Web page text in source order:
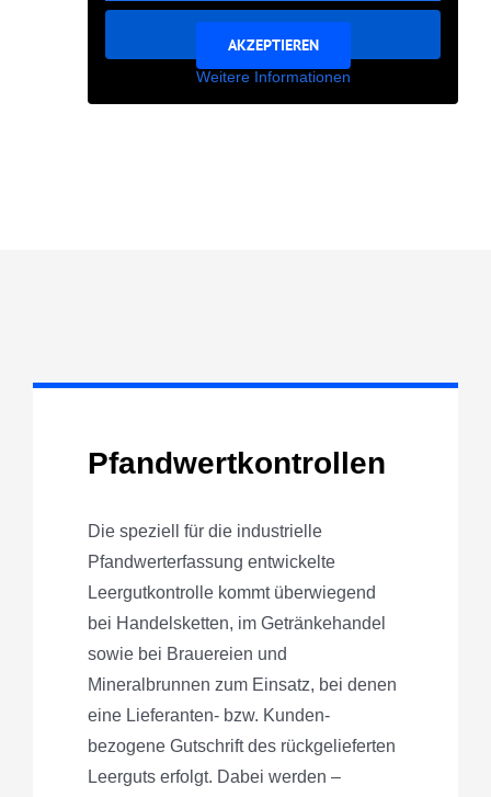
Weitere Informationen
AKZEPTIEREN
Pfandwertkontrollen
Die speziell für die industrielle
Pfandwerterfassung entwickelte
Leergutkontrolle kommt überwiegend
bei Handelsketten, im Getränkehandel
sowie bei Brauereien und
Mineralbrunnen zum Einsatz, bei denen
eine Lieferanten- bzw. Kunden-
bezogene Gutschrift des rückgelieferten
Leerguts erfolgt. Dabei werden –